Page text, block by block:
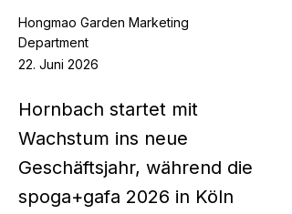
Hongmao Garden Marketing
Department
22. Juni 2026
Hornbach startet mit
Wachstum ins neue
Geschäftsjahr, während die
spoga+gafa 2026 in Köln